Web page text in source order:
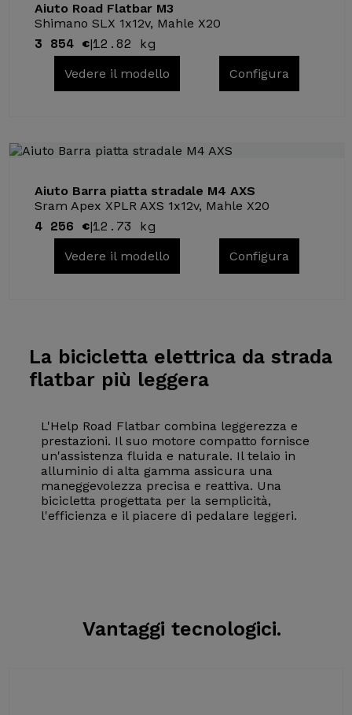
Aiuto Road Flatbar M3
Shimano SLX 1x12v, Mahle X20
3 854 €|12.82 kg
Vedere il modello Configura
Aiuto Barra piatta stradale M4 AXS
Sram Apex XPLR AXS 1x12v, Mahle X20
4 256 €|12.73 kg
Vedere il modello Configura
La biciclettaelettrica da strada
flatbar più leggera
L'Help Road Flatbar combina leggerezza e
prestazioni. Il suo motore compatto fornisce
un'assistenza fluida e naturale. Il telaio in
alluminio di alta gamma assicura una
maneggevolezza precisa e reattiva. Una
bicicletta progettata per la semplicità,
l'efficienza e il piacere di pedalare leggeri.
Vantaggi tecnologici.